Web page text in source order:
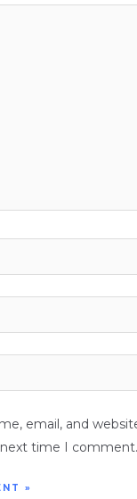
email, and
time I comment.